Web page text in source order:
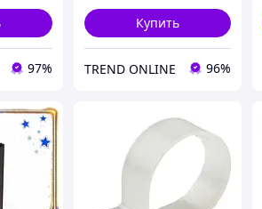
97%
Купить
TREND ONLINE 96%